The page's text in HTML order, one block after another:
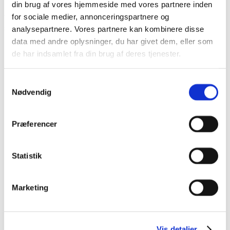
din brug af vores hjemmeside med vores partnere inden
for sociale medier, annonceringspartnere og
analysepartnere. Vores partnere kan kombinere disse
data med andre oplysninger, du har givet dem, eller som
de har indsamlet fra din brug af deres tjenester.
Nødvendig
Præferencer
Statistik
Marketing
OBS! Når man fjerner creolen er det vigtigt at man
trækker bagskiven tilbage og fjerner øreringen på
sammen måde som man sætter den i. Hiver man blot
i creolen vil den lille fjeder hurtigt gå i stykker.
Du kunne også være interesseret i…
Silver
Creol til uden huller – Opalite